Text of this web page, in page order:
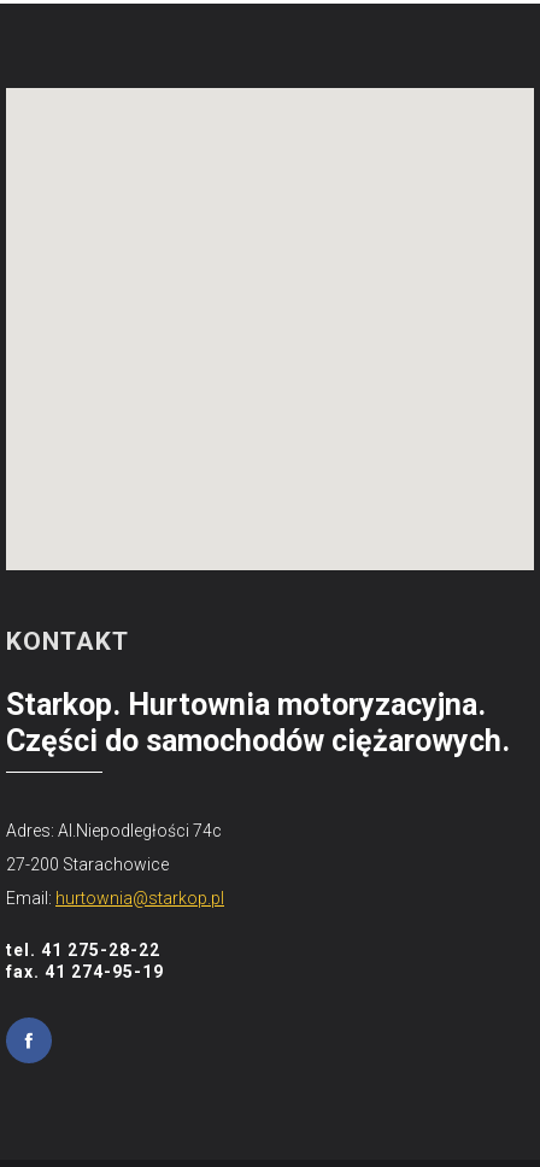
KONTAKT
Starkop. Hurtownia motoryzacyjna.
Części do samochodów ciężarowych.
Adres: Al.Niepodległości 74c
27-200 Starachowice
Email: hurtownia@starkop.pl
tel. 41 275-28-22
fax. 41 274-95-19